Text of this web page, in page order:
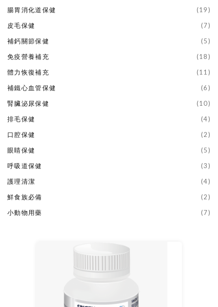
腸胃消化道保健
(19)
皮毛保健
(7)
補鈣關節保健
(5)
免疫營養補充
(18)
體力恢復補充
(11)
補鐵心血管保健
(6)
腎臟泌尿保健
(10)
排毛保健
(4)
口腔保健
(2)
眼睛保健
(5)
呼吸道保健
(3)
護理清潔
(4)
鮮食族必備
(2)
小動物用藥
(7)